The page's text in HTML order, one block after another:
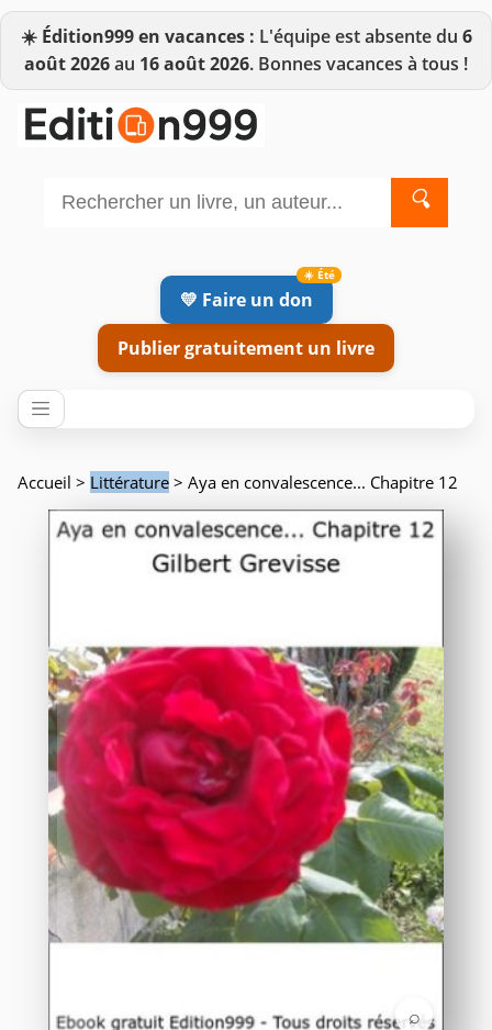
☀️ Édition999 en vacances : L'équipe est absente du 6
août 2026au 16 août 2026. Bonnes vacances à tous !
🔍
💛 Faire un don
Publier gratuitement un livre
Accueil > Littérature > Aya en convalescence... Chapitre 12
⌕